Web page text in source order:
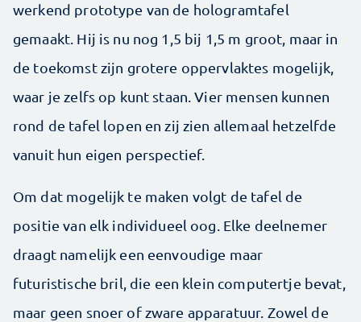
werkend prototype van de hologramtafel
gemaakt. Hij is nu nog 1,5 bij 1,5 m groot, maar in
de toekomst zijn grotere oppervlaktes mogelijk,
waar je zelfs op kunt staan. Vier mensen kunnen
rond de tafel lopen en zij zien allemaal hetzelfde
vanuit hun eigen perspectief.
Om dat mogelijk te maken volgt de tafel de
positie van elk individueel oog. Elke deelnemer
draagt namelijk een eenvoudige maar
futuristische bril, die een klein computertje bevat,
maar geen snoer of zware apparatuur. Zowel de